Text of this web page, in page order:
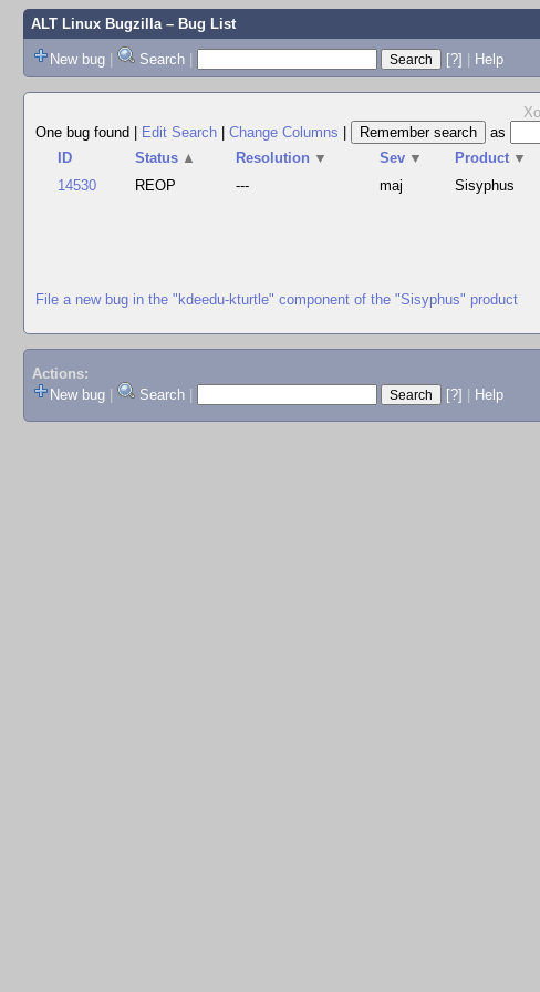
ALT Linux Bugzilla– Bug List
New bug | Search | [?] | Help
One bug found
Edit Search Change Columns
as
ID
Status ▲ Resolution ▼ Sev ▼ Product ▼
14530
REOP --- maj Sisyphus
File a new bug in the "kdeedu-kturtle" component of the "Sisyphus" product
Actions:
New bug
Search [?] Help